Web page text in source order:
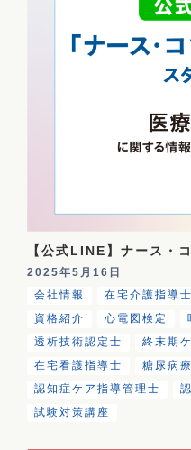
【公式LINE】ナース・
2025年5月16日
会社情報
在宅介護指導士
資格紹介
心電図検定
透析技術認定士
終末期
在宅看護指導士
糖尿病
認知症ケア指導管理士
試験対策講座